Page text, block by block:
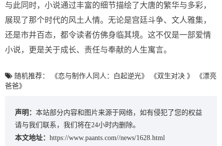
与此同时，小说通过丰富的细节描绘了大唐的繁华与多彩，
展现了那个时代的风土人情。无论是宫廷斗争、文人雅集，
还是市井百态，都令读者仿佛身临其境。这不仅是一部爱情
小说，更是关于成长、责任与奉献的人生寓言。
随机推荐： 《恋与制作人同人：白起逆光》 《双生对决 》
《漂亮
爸爸》
声明： 本站部分内容和图片来源于网络，如有侵犯了您的权益
请与我们联系，我们将在24小时内删除。
本文地址： https://www.paants.com//news/1628.html